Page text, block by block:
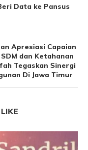
Data ke Pansus
Apresiasi Capaian
dan Ketahanan
Tegaskan Sinergi
Di Jawa Timur